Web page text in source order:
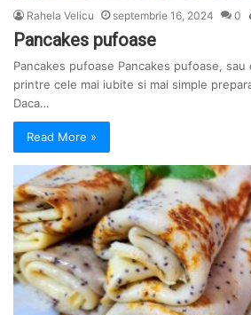
Rahela Velicu septembrie 16, 2024 0
Pancakes pufoase
Pancakes pufoase Pancakes pufoase,
printre cele mai iubite si mai simple
Daca…
Read More »